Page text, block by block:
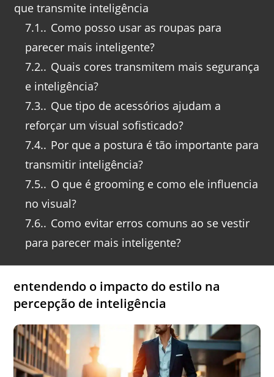
que transmite inteligência
7.1. Como posso usar as roupas para
parecer mais inteligente?
7.2. Quais cores transmitem mais segurança
e inteligência?
7.3. Que tipo de acessórios ajudam a
reforçar um visual sofisticado?
7.4. Por que a postura é tão importante para
transmitir inteligência?
7.5. O que é grooming e como ele influencia
no visual?
7.6. Como evitar erros comuns ao se vestir
para parecer mais inteligente?
entendendo o impacto do estilo na
percepção de inteligência